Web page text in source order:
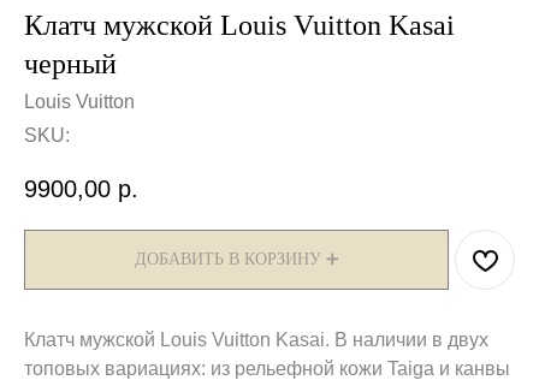
Клатч мужской Louis Vuitton Kasai
черный
Louis Vuitton
SKU:
9900,00 р.
ДОБАВИТЬ В КОРЗИНУ ➕
Клатч мужской Louis Vuitton Kasai. В наличии в двух
топовых вариациях: из рельефной кожи Taiga и канвы